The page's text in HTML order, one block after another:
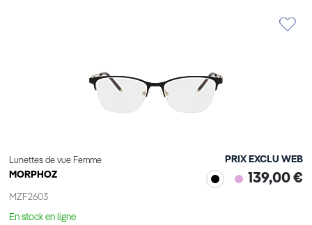
Lunettes de vue Femme
MORPHOZ
MZF2603
PRIX EXCLU WEB
139,00 €
En stock en ligne